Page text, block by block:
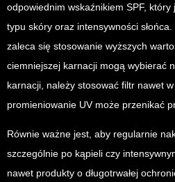
odpowiednim wskaźnikiem SPF,
typu skóry oraz intensywności
zaleca się stosowanie wyższych
ciemniejszej karnacji mogą wybierać
karnacji, należy stosować filtr nawet
promieniowanie UV może przenikać
Równie ważne jest, aby regularnie
szczególnie po kąpieli czy
nawet produkty o długotrwałej